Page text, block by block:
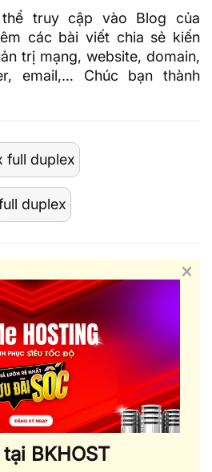
truy cập vào Blog của
các bài viết chia sẻ kiến
trị mạng, website, domain,
email,… Chúc bạn thành
full duplex
duplex
BKHOST